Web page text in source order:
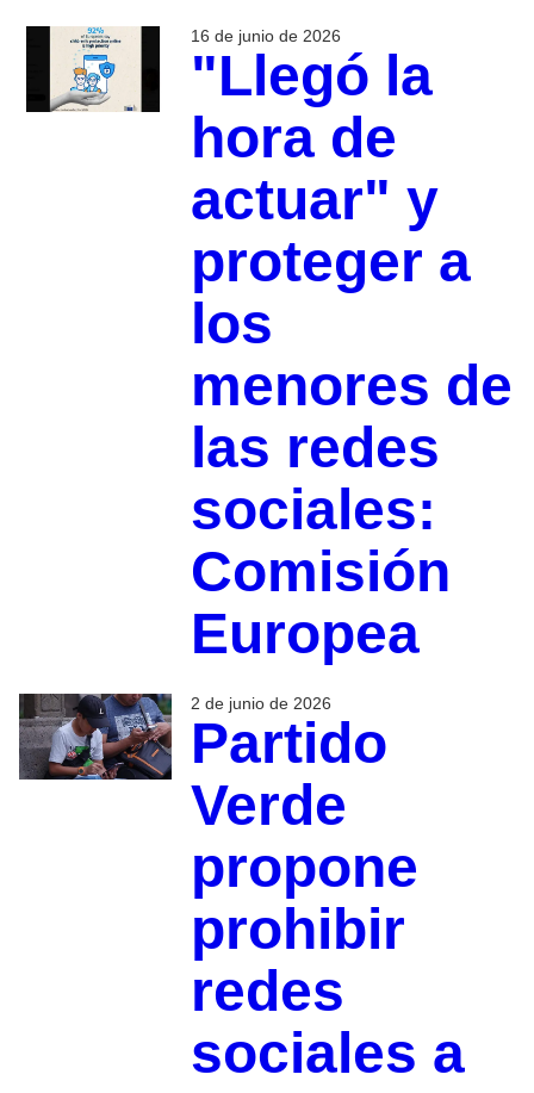
16 de junio de 2026
"Llegó la
hora de
actuar" y
proteger a
los
menores de
las redes
sociales:
Comisión
Europea
2 de junio de 2026
Partido
Verde
propone
prohibir
redes
sociales a